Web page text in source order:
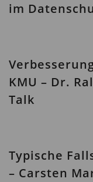
im
KMU – Dr.
Talk
Typische
– Carsten